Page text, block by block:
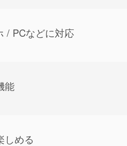
/ PCなどに対応
能
しめる